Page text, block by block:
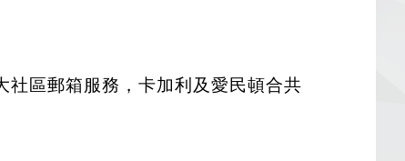
區郵箱服務，卡加利及愛民頓合共